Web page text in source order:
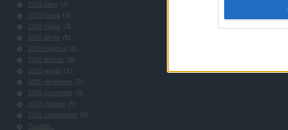
2026 július (2)
2026 június (4)
2026 május (3)
2026 április (5)
2026 március (2)
2026 február (2)
2026 január ( 1 )
2025 december (2)
2025 november (2)
2025 október (5)
2025 szeptember (6 )
Tovább